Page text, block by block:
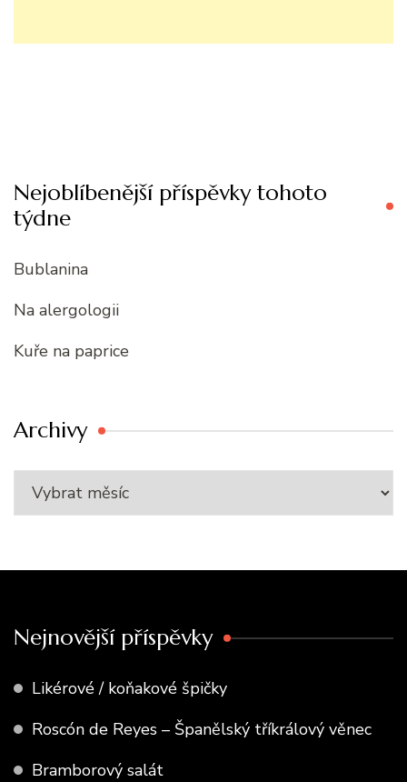
Nejoblíbenější příspěvky tohoto
týdne
Bublanina
Na alergologii
Kuře na paprice
Archivy
Nejnovější příspěvky
Likérové / koňakové špičky
Roscón de Reyes – Španělský tříkrálový věnec
Bramborový salát